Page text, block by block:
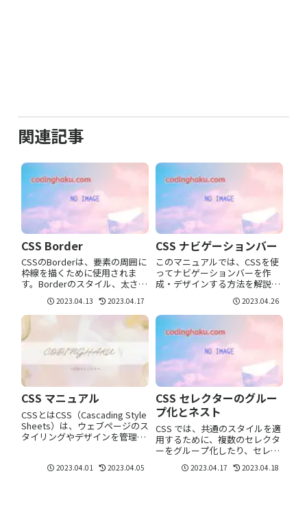
関連記事
CSS Border
CSSのBorderは、要素の周囲に
枠線を描くために使用されま
す。Borderのスタイル、太さ、
色を指定することができ、個別
に設定することも、まとめて設
定することも可能です。
.example1 { border: 1px solid
#c...
2023.04.13 2023.04.17
CSS ナビゲーションバー
このマニュアルでは、CSSを使
ってナビゲーションバーを作
成・デザインする方法を解説し
ます。スタイリング、レイアウ
ト、HTML5の<nav>要素の使用
方法も含め、実践的な例を交え
てご紹介します。
2023.04.26
CSS マニュアル
CSSとはCSS（Cascading Style
Sheets）は、ウェブページのス
タイリングやデザインを管理す
トなどのデザイン要素を指定す
2023.04.01 2023.04.05
CSS セレクターのグルー
プ化とネスト
CSS では、共通のスタイルを適
用するために、複数のセレクタ
ーをグループ化したり、セレク
ターをネストして詳細な指定を
行うことができます。グループ
2023.04.17 2023.04.18